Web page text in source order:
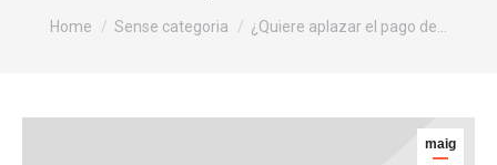
You are here:
Home Sense categoria ¿Quiere aplazar el pago de…
maig